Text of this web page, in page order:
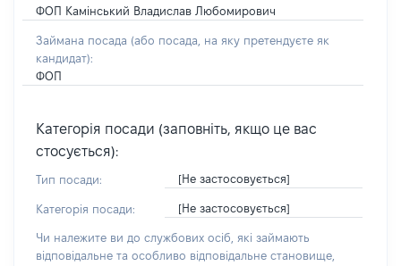
ФОП Камінський Владислав Любомирович
Займана посада (або посада, на яку претендуєте як
кандидат):
ФОП
Категорія посади (заповніть, якщо це вас
стосується):
Тип посади: [Не застосовується]
Категорія посади: [Не застосовується]
Чи належите ви до службових осіб, які займають
відповідальне та особливо відповідальне становище,